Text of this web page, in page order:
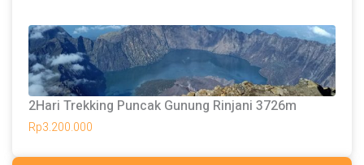
2Hari Trekking Puncak Gunung Rinjani 3726m
Rp3.200.000